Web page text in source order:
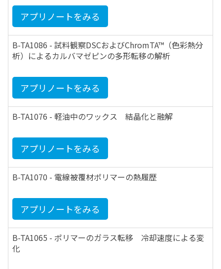
アプリノートをみる
B-TA1086 - 試料観察DSCおよびChromTA™（色彩熱分
析）によるカルバマゼピンの多形転移の解析
アプリノートをみる
B-TA1076 - 軽油中のワックス 結晶化と融解
アプリノートをみる
B-TA1070 - 電線被覆材ポリマーの熱履歴
アプリノートをみる
B-TA1065 - ポリマーのガラス転移 冷却速度による変
化